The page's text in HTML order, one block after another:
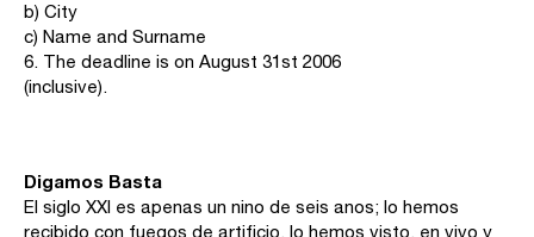
b) City
c) Name and Surname
6. The deadline is on August 31st 2006
(inclusive).
Digamos Basta
El siglo XXI es apenas un nino de seis anos; lo hemos
recibido con fuegos de artificio, lo hemos visto, en vivo y